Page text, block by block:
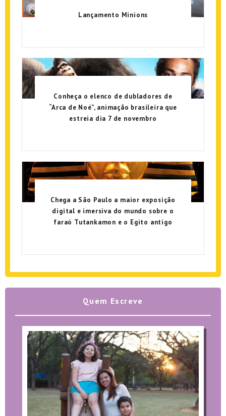
Lançamento Minions
Conheça o elenco de dubladores de
“Arca de Noé”, animação brasileira que
estreia dia 7 de novembro
Chega a São Paulo a maior exposição
digital e imersiva do mundo sobre o
faraó Tutankamon e o Egito antigo
Quem Escreve